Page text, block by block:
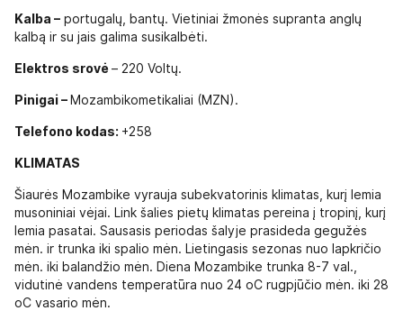
Kalba – portugalų, bantų. Vietiniai žmonės supranta anglų
kalbą ir su jais galima susikalbėti.
Elektros srovė– 220 Voltų.
Pinigai – Mozambikometikaliai (MZN).
Telefono kodas: +258
KLIMATAS
Šiaurės Mozambike vyrauja subekvatorinis klimatas, kurį lemia
musoniniai vėjai. Link šalies pietų klimatas pereina į tropinį, kurį
lemia pasatai. Sausasis periodas šalyje prasideda gegužės
mėn. ir trunka iki spalio mėn. Lietingasis sezonas nuo lapkričio
mėn. iki balandžio mėn. Diena Mozambike trunka 8-7 val.,
vidutinė vandens temperatūra nuo 24 oC rugpjūčio mėn. iki 28
oC vasario mėn.